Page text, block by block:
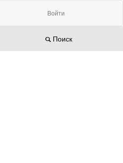
Войти
Поиск